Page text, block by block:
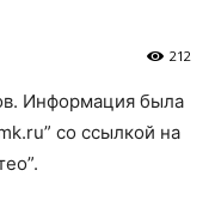
212
Информация была
со ссылкой на